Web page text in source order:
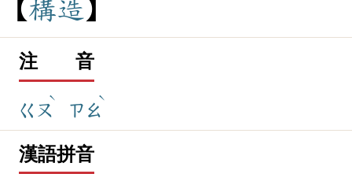
構造
注 音
ㄍㄡ
ˋ
ㄗㄠ
ˋ
漢語拼音